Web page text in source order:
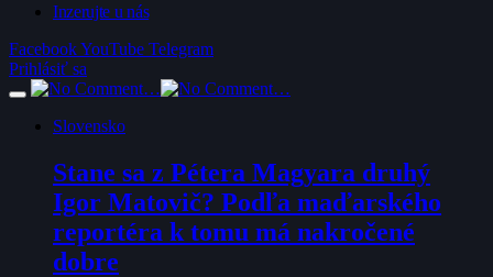
Inzerujte u nás
FacebookYouTube Telegram
Prihlásiť sa
Slovensko
Stane sa z Pétera Magyara druhý
Igor Matovič? Podľa maďarského
reportéra k tomu má nakročené
dobre